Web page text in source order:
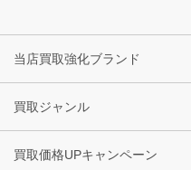
当店買取強化ブランド
買取ジャンル
買取価格UPキャンペーン